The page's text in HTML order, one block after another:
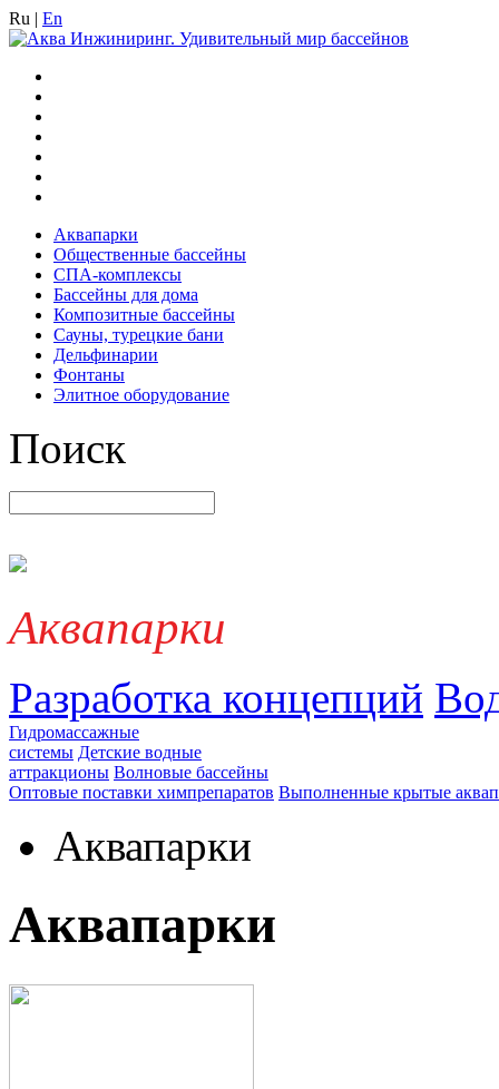
Ru | En
Аквапарки
Общественные бассейны
СПА-комплексы
Бассейны для дома
Композитные бассейны
Сауны, турецкие бани
Дельфинарии
Фонтаны
Элитное оборудование
Поиск
Аквапарки
Разработка концепций
Гидромассажные
системы Детские водные
аттракционы Волновые бассейны
Оптовые поставки химпрепаратов Выполненные крытые
Аквапарки
Аквапарки